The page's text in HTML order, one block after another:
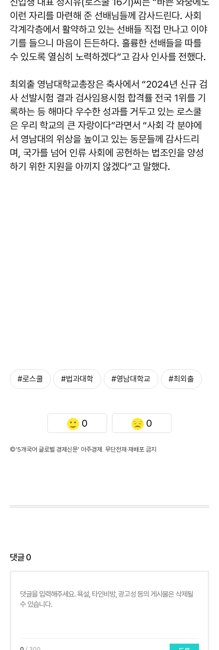
이런 자리를 마련해 준 선배님들께 감사드린다. 사회
각계각층에서 활약하고 있는 선배들 직접 만나고 이야
기를 들으니 마음이 든든하다. 훌륭한 선배들을 따를
수 있도록 열심히 노력하겠다”고 감사 인사를 전했다.
최외출 영남대학교총장은 축사에서 “2024년 신규 검
사 선발시험 결과 검사임용시험 합격률 전국 1위를 기
록하는 등 해마다 우수한 성과를 거두고 있는 로스쿨
은 우리 학교의 큰 자랑이다”라면서 “사회 각 분야에
서 영남대의 위상을 높이고 있는 동문들께 감사드리
며, 국가를 넘어 인류 사회에 공헌하는 법조인을 양성
하기 위한 지원을 아끼지 않겠다”고 말했다.
#로스쿨 #법과대학 #영남대학교 #최외출
0 0
©'5개국어 글로벌 경제신문' 아주경제. 무단전재·재배포 금지
댓글0